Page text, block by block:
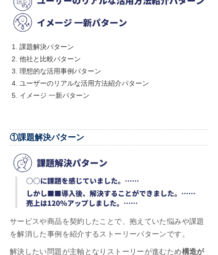
課題解決パターン
他社と比較パターン
理想的な活用事例パターン
ユーザーのリアルな活用方法紹介パターン
イメージ 一新パターン
①課題解決パターン
サービスや商品を契約したことで、抱えていた悩みや課題
を解消した事例を紹介するストーリーパターンです。
解決したい問題が主軸となりストーリーが進むため構造が